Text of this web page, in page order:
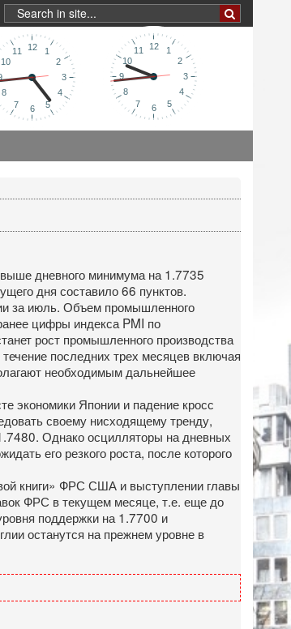
дневного минимума на 1.7735
дня составило 66 пунктов.
за июль. Объем промышленного
цифры индекса PMI по
рост промышленного производства
последних трех месяцев включая
необходимым дальнейшее
экономики Японии и падение кросс
своему нисходящему тренду,
Однако осцилляторы на дневных
его резкого роста, после которого
книги» ФРС США и выступлении главы
ФРС в текущем месяце, т.е. еще до
поддержки на 1.7700 и
останутся на прежнем уровне в